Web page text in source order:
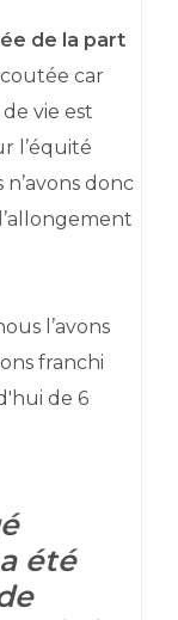
de la part
car
vie est
l’équité
donc
l’avons
franchi
de 6
été